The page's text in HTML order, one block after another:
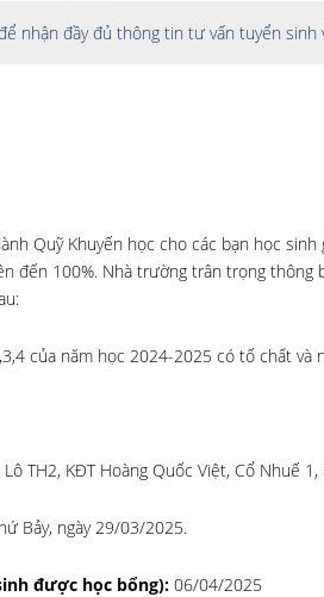
nhận đầy đủ thông tin tư vấn tuyển
Quỹ Khuyến học cho các bạn học
đến 100%. Nhà trường trân trọng
của năm học 2024-2025 có tố chất và
TH2, KĐT Hoàng Quốc Việt, Cổ Nhuế
Bảy, ngày 29/03/2025.
được học bổng): 06/04/2025